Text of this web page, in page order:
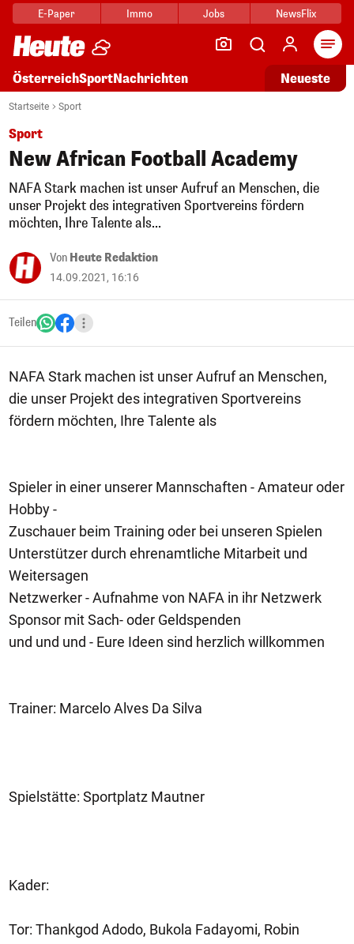
E-Paper Immo Jobs NewsFlix
ÖsterreichSportNachrichten Neueste
Startseite Sport
Sport
New African Football Academy
NAFA Stark machen ist unser Aufruf an Menschen, die
unser Projekt des integrativen Sportvereins fördern
möchten, Ihre Talente als...
Von Heute Redaktion
14.09.2021, 16:16
Teilen
NAFA Stark machen ist unser Aufruf an Menschen,
die unser Projekt des integrativen Sportvereins
fördern möchten, Ihre Talente als
Spieler in einer unserer Mannschaften - Amateur oder
Hobby -
Zuschauer beim Training oder bei unseren Spielen
Unterstützer durch ehrenamtliche Mitarbeit und
Weitersagen
Netzwerker - Aufnahme von NAFA in ihr Netzwerk
Sponsor mit Sach- oder Geldspenden
und und und - Eure Ideen sind herzlich willkommen
Trainer: Marcelo Alves Da Silva
Spielstätte: Sportplatz Mautner
Kader:
Tor: Thankgod Adodo, Bukola Fadayomi, Robin